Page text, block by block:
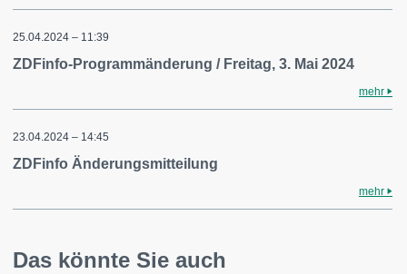
25.04.2024 – 11:39
ZDFinfo-Programmänderung / Freitag, 3. Mai 2024
mehr
23.04.2024 – 14:45
ZDFinfo Änderungsmitteilung
mehr
Das könnte Sie auch